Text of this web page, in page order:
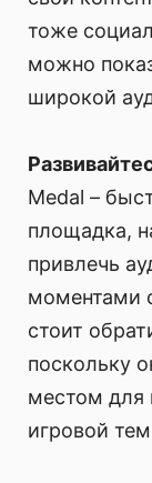
тоже
можно
широкой
Medal –
площадка,
привлечь
моментами
стоит
поскольку
местом для
игровой